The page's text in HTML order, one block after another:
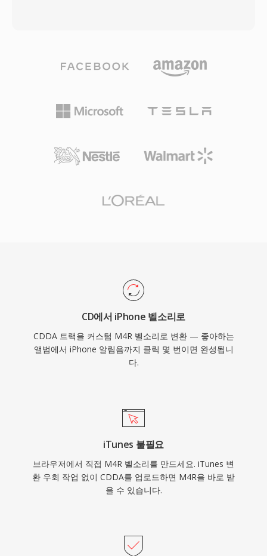
M4R을 만들려면 짧은 오디오 클립을 AAC로 인코
니다. iTunes(또는 최신 macOS의 Apple Music)와
GarageBand 모두 내장 워크플로를 제공하며,
수 있습니다. 동기화하거나 다운로드하면 벨소리
AirDrop을 통한 모든 iPhone에의 간편한 배포, 작
CD에서 iPhone 벨소리로
CDDA 트랙을 커스텀 M4R 벨소리로 변환 — 좋아하는
앨범에서 iPhone 알림음까지 클릭 몇 번이면 완성됩니
다.
iTunes 불필요
브라우저에서 직접 M4R 벨소리를 만드세요. iTunes 변
환 우회 작업 없이 CDDA를 업로드하면 M4R을 바로 받
을 수 있습니다.